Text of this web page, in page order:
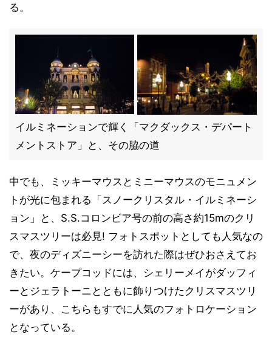
る。
イルミネーションで輝く「マクダックス・デパート
メントストア」と、その脇の道
中でも、ミッキーマウスとミニーマウスのモニュメン
トが光に包まれる「スノークリスタル・イルミネーシ
ョン」と、S.S.コロンビア号の前の高さ約15mのクリ
スマスツリーは必見! フォトスポットとしても人気なの
で、夜のディズニーシーを訪れた際はぜひおさえてお
きたい。ケープコッドには、シェリーメイがダッフィ
ーとジェラトーニとともに飾りつけたクリスマスツリ
ーがあり、こちらもすでに人気のフォトロケーション
となっている。